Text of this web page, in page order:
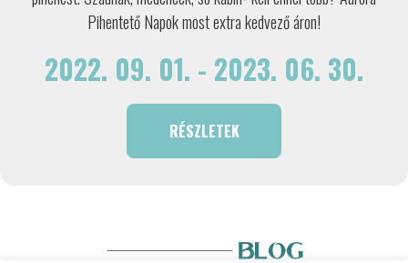
Pihentető Napok most extra kedvező áron!
2022. 09. 01. - 2023. 06. 30.
RÉSZLETEK